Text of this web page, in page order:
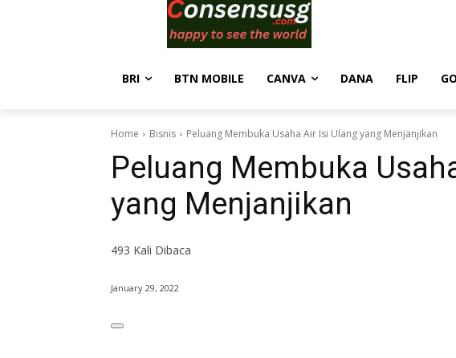
BRI BTN MOBILE CANVA DANA FLIP
Home Bisnis Peluang Membuka Usaha Air Isi Ulang yang Menjanjikan
Peluang Membuka
yang Menjanjikan
493 Kali Dibaca
January 29, 2022